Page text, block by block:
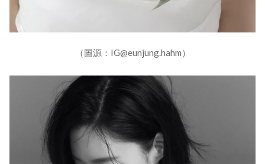
（圖源：IG@eunjung.hahm）